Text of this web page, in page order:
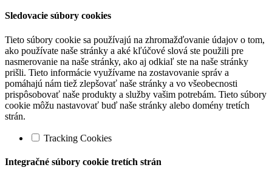
Sledovacie súbory cookies
Tieto súbory cookie sa používajú na zhromažďovanie údajov o tom,
ako používate naše stránky a aké kľúčové slová ste použili pre
nasmerovanie na naše stránky, ako aj odkiaľ ste na naše stránky
prišli. Tieto informácie využívame na zostavovanie správ a
pomáhajú nám tiež zlepšovať naše stránky a vo všeobecnosti
prispôsobovať naše produkty a služby vašim potrebám. Tieto súbory
cookie môžu nastavovať buď naše stránky alebo domény tretích
strán.
Tracking Cookies
Integračné súbory cookie tretích strán